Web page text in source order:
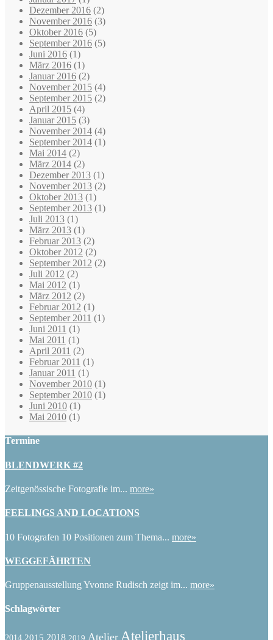
Dezember 2016 (2)
November 2016 (3)
Oktober 2016 (5)
September 2016 (5)
Juni 2016 (1)
März 2016 (1)
Januar 2016 (2)
November 2015 (4)
September 2015 (2)
April 2015 (4)
Januar 2015 (3)
November 2014 (4)
September 2014 (1)
Mai 2014 (2)
März 2014 (2)
Dezember 2013 (1)
November 2013 (2)
Oktober 2013 (1)
September 2013 (1)
Juli 2013 (1)
März 2013 (1)
Februar 2013 (2)
Oktober 2012 (2)
September 2012 (2)
Juli 2012 (2)
Mai 2012 (1)
März 2012 (2)
Februar 2012 (1)
September 2011 (1)
Juni 2011 (1)
Mai 2011 (1)
April 2011 (2)
Februar 2011 (1)
Januar 2011 (1)
November 2010 (1)
September 2010 (1)
Juni 2010 (1)
Mai 2010 (1)
Termine
BLENDWERK #2
Zeitgenössische Fotografie im... more»
FEELINGS AND LOCATIONS
10 Fotografen 10 Positionen zum Thema... more»
WEGGEFÄHRTEN
Gruppenausstellung Yvonne Rudisch zeigt im... more»
Schlagwörter
2014 2015 2018 2019 Atelier Atelierhaus